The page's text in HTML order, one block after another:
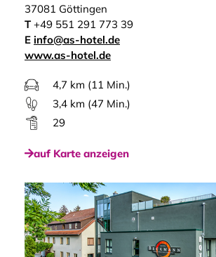
37081 Göttingen
T+49 551 291 773 39
E info@as-hotel.de
www.as-hotel.de
4,7 km (11 Min.)
3,4 km (47 Min.)
29
auf Karte anzeigen